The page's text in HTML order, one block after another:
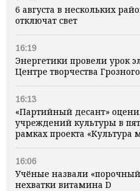
6 августа в нескольких
отключат свет
16:19
Энергетики провели урок
Центре творчества Грозного
16:13
«Партийный десант»
учреждений культуры в
рамках проекта
16:06
Учёные назвали
нехватки витамина D